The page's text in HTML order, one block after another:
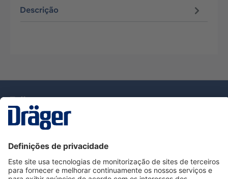
Descrição
Serviço de Apoio ao Cliente Dräger
Utilização da loja